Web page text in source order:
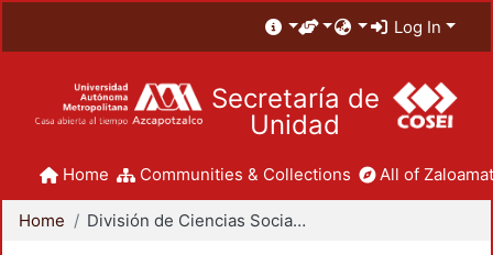
Log In
Secretaría de
Unidad
Home Communities & Collections All of
Home División de Ciencias Sociales y Humanidades